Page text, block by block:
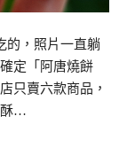
的，照片一直躺
定「阿唐燒餅
只賣六款商品，
酥…